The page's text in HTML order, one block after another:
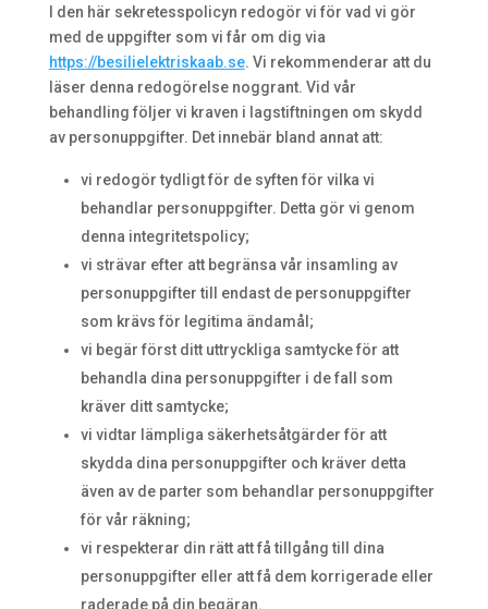
I den här sekretesspolicyn redogör vi för vad vi gör
med de uppgifter som vi får om dig via
https://besilielektriskaab.se. Vi rekommenderar att du
läser denna redogörelse noggrant. Vid vår
behandling följer vi kraven i lagstiftningen om skydd
av personuppgifter. Det innebär bland annat att:
vi redogör tydligt för de syften för vilka vi
behandlar personuppgifter. Detta gör vi genom
denna integritetspolicy;
vi strävar efter att begränsa vår insamling av
personuppgifter till endast de personuppgifter
som krävs för legitima ändamål;
vi begär först ditt uttryckliga samtycke för att
behandla dina personuppgifter i de fall som
kräver ditt samtycke;
vi vidtar lämpliga säkerhetsåtgärder för att
skydda dina personuppgifter och kräver detta
även av de parter som behandlar personuppgifter
för vår räkning;
vi respekterar din rätt att få tillgång till dina
personuppgifter eller att få dem korrigerade eller
raderade på din begäran.